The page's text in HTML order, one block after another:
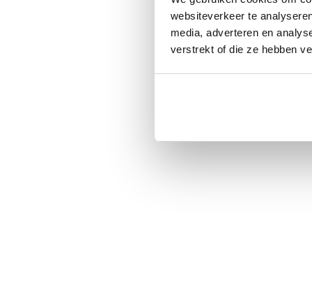
websiteverkeer te
media, adverteren en
verstrekt of die ze hebben